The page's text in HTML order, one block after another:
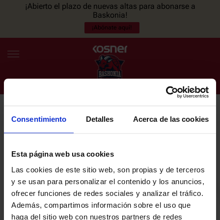
Consentimiento Detalles Acerca de las cookies
Esta página web usa cookies
Las cookies de este sitio web, son propias y de terceros
y se usan para personalizar el contenido y los anuncios,
ofrecer funciones de redes sociales y analizar el tráfico.
Además, compartimos información sobre el uso que
haga del sitio web con nuestros partners de redes
¡Abierto el plazo de nuevas altas para abonarse a
Baskonia!
¡Abónate aquí!
ES EU
NOTICIAS
PLANTILLA
ENTRADAS
NEWSLETTER
últimas noticias y promociones del club.
Email
He leído y acepto laPolítica de privacidaddel SASKI BASKONIA